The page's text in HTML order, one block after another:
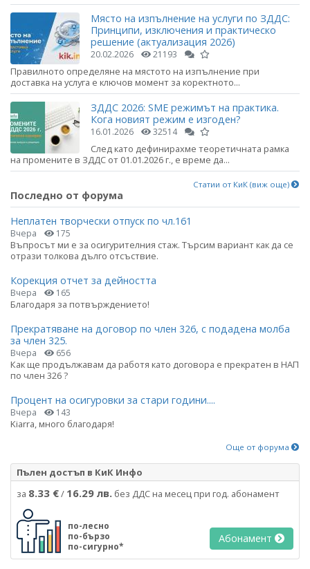
Място на изпълнение на услуги по ЗДДС:
Принципи, изключения и практическо
решение (актуализация 2026)
20.02.2026 21193
Правилното определяне на мястото на изпълнение при
доставка на услуга е ключов момент за коректното...
ЗДДС 2026: SME режимът на практика.
Кога новият режим е изгоден?
16.01.2026 32514
След като дефинирахме теоретичната рамка
на промените в ЗДДС от 01.01.2026 г., е време да...
Статии от КиК (виж още)
Последно от форума
Неплатен творчески отпуск по чл.161
Вчера 175
Въпросът ми е за осигурителния стаж. Търсим вариант как да се
отрази толкова дълго отсъствие.
Корекция отчет за дейността
Вчера 165
Благодаря за потвърждението!
Прекратяване на договор по член 326, с подадена молба
за член 325.
Вчера 656
Как ще продължавам да работя като договора е прекратен в НАП
по член 326 ?
Процент на осигуровки за стари години....
Вчера 143
Kiarra, много благодаря!
Още от форума
Пълен достъп в КиК Инфо
за 8.33 €/ 16.29 лв. без ДДС на месец при год. абонамент
по-лесно
по-бързо
по-сигурно*
Абонамент